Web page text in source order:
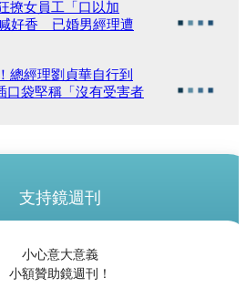
撩女員工「口以加
好香 已婚男經理遭
總經理劉貞華自行到
袋堅稱「沒有受害者
支持鏡週刊
小心意大意義
小額贊助鏡週刊！